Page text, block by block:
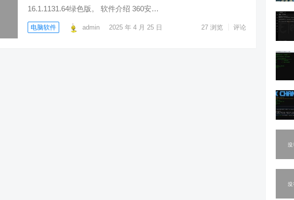
16.1.1131.64绿色版。 软件介绍 360安…
电脑软件 admin 2025 年 4 月 25 日 27 浏览 评论